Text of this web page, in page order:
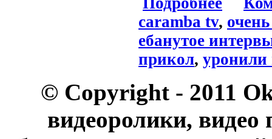
caramba tv,
ебанутое
прикол, уронили
© Copyright - 2011
видеоролики, видео